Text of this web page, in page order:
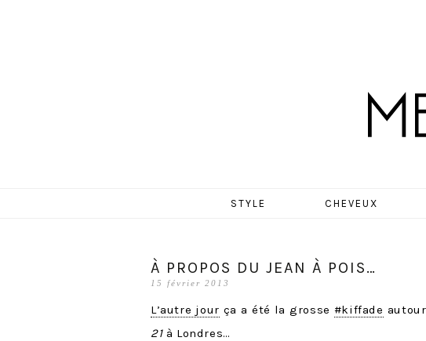
STYLE CHEVEUX
À PROPOS DU JEAN À POIS…
15 février 2013
L’autre jour ça a été la grosse #kiffade
21à Londres…